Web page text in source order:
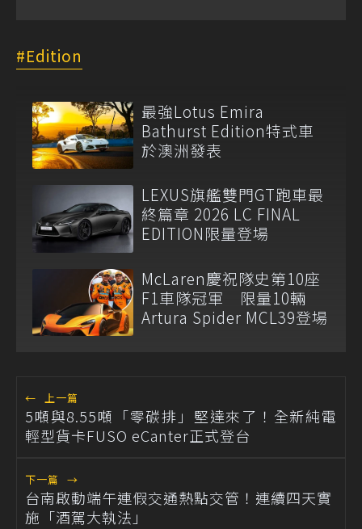
Edition
最強Lotus Emira
Bathurst Edition特式車
於澳洲發表
LEXUS旗艦雙門GT跑車最
終篇章 2026 LC FINAL
EDITION限量登場
McLaren慶祝隊史第10座
F1車隊冠軍 限量10輛
Artura Spider MCL39登場
← 上一篇
5噸與8.55噸「零碳排」堅達來了！全新純電
輕型貨卡FUSO eCanter正式登台
下一篇 →
台南啟動端午連假交通熱點交管！連續四天實
施「酒駕大執法」